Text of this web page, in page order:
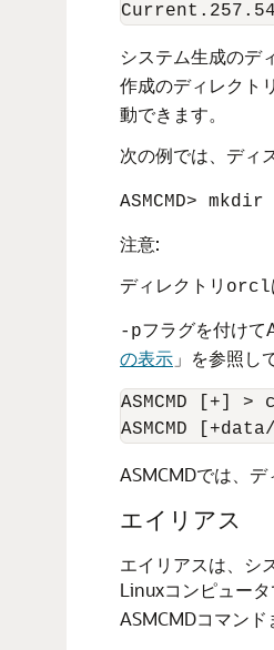
システム生成のデ
作成のディレクト
動できます。
次の例では、ディ
ASMCMD>
注意:
ディレクトリ orcl
-pフラグを付けて
の表示 」 を参照し
ASMCMD [+]
ASMCMD
ASMCMDでは、デ
エイリアス
エイリアスは、シ
Linuxコンピュー
ASMCMDコマンド